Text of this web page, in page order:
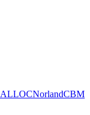
ALLOCNorlandCBM